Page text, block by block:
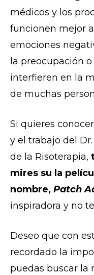
médicos y los
funcionen mejor
emociones
la preocupación
interfieren en la
de muchas
Si quieres
y el trabajo del
de la Risoterapia,
mires su la
nombre, Patch
inspiradora y no
Deseo que con
recordado la
puedas buscar la